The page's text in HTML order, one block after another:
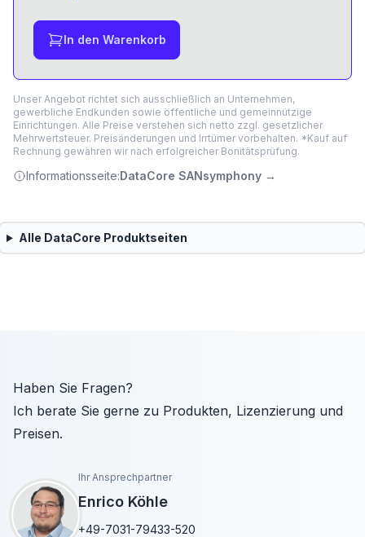
In den Warenkorb
Unser Angebot richtet sich ausschließlich an Unternehmen,
gewerbliche Endkunden sowie öffentliche und gemeinnützige
Einrichtungen. Alle Preise verstehen sich netto zzgl. gesetzlicher
Mehrwertsteuer. Preisänderungen und Irrtümer vorbehalten. *Kauf auf
Rechnung gewähren wir nach erfolgreicher Bonitätsprüfung.
Informationsseite:DataCore SANsymphony →
Alle DataCore Produktseiten
Haben Sie Fragen?
Ich berate Sie gerne zu Produkten, Lizenzierung und
Preisen.
Ihr Ansprechpartner
Enrico Köhle
+49-7031-79433-520